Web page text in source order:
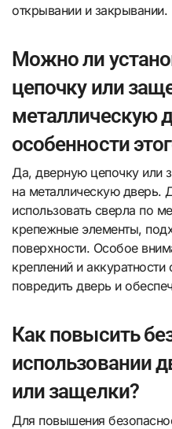
открывании и закрывании.
Можно ли
цепочку или
металлическую
особенности
Да, дверную цепочку или
на металлическую дверь.
использовать сверла по
крепежные элементы,
поверхности. Особое
креплений и
повредить дверь и
Как повысить
использовании
или защелки?
Для повышения